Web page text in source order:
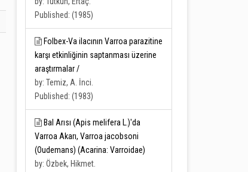
Published: (1985)
Folbex-Va ilacının Varroa parazitine
karşı etkinliğinin saptanması üzerine
araştırmalar /
by: Temiz, A. İnci.
Published: (1983)
Bal Arısı (Apis melifera L.)'da
Varroa Akarı, Varroa jacobsoni
(Oudemans) (Acarina: Varroidae)
by: Özbek, Hikmet.